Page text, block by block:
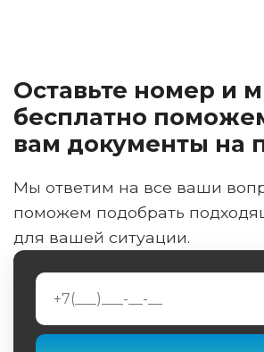
Оставьте номер и
бесплатно
вам документы на
Мы ответим на все ваши
поможем подобрать
для вашей ситуации.